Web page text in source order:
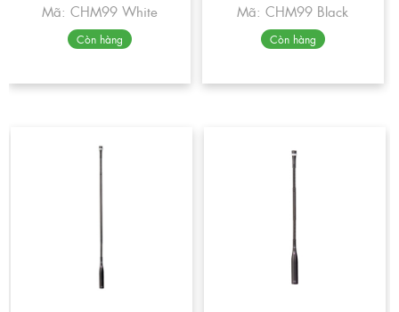
Mã: CHM99 White
Còn hàng
Mã: CHM99 Black
Còn hàng